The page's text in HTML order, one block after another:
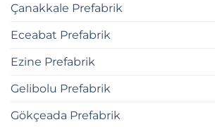
Çanakkale Prefabrik
Eceabat Prefabrik
Ezine Prefabrik
Gelibolu Prefabrik
Gökçeada Prefabrik